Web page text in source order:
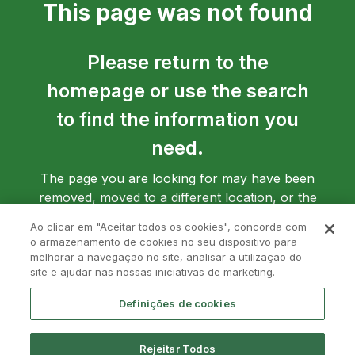
This page was not found
Please return to the
homepage or use the search
to find the information you
need.
The page you are looking for may have been
removed, moved to a different location, or the
Ao clicar em "Aceitar todos os cookies", concorda com
o armazenamento de cookies no seu dispositivo para
melhorar a navegação no site, analisar a utilização do
site e ajudar nas nossas iniciativas de marketing.
Definições de cookies
Rejeitar Todos